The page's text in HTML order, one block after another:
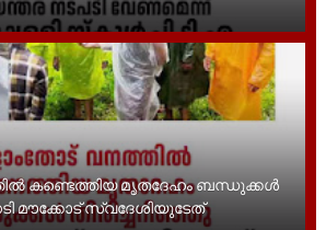
കണ്ടെത്തിയ മൃതദേഹം ബന്ധുക്കൾ
മൗക്കോട് സ്വദേശിയുടേത്